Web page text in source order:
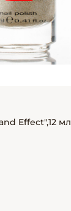
Effect",12 мл